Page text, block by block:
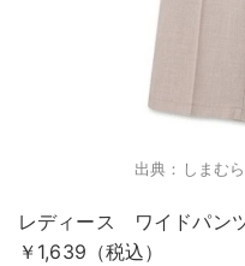
出典：しまむ
レディース ワイドパン
￥1,639（税込）